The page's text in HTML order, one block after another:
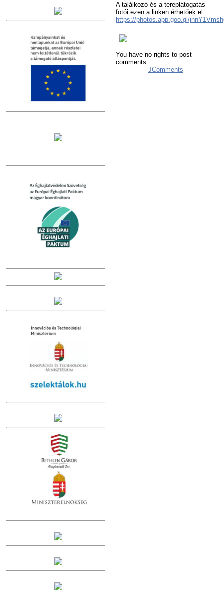
A találkozó és a tereplátogatás
fotói ezen a linken érhetőek el:
https://photos.app.goo.gl/
You have no rights to post
comments
JComments